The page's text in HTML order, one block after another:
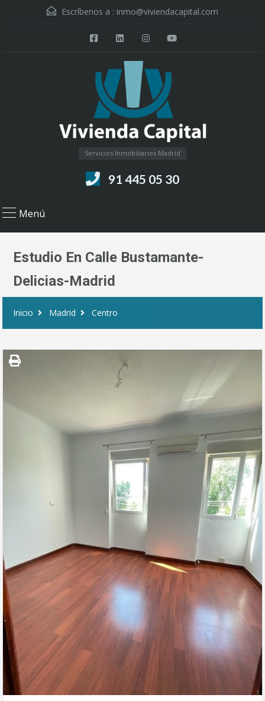
Escríbenos a : inmo@viviendacapital.com
Servicios Inmobiliarios Madrid
91 445 05 30
Menú
Estudio En Calle Bustamante-
Delicias-Madrid
Inicio Madrid Centro